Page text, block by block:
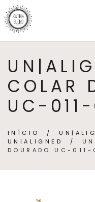
COLAR
UC-011-
INÍCIO /
UN|ALIGNED
/
DOURADO UC-011-